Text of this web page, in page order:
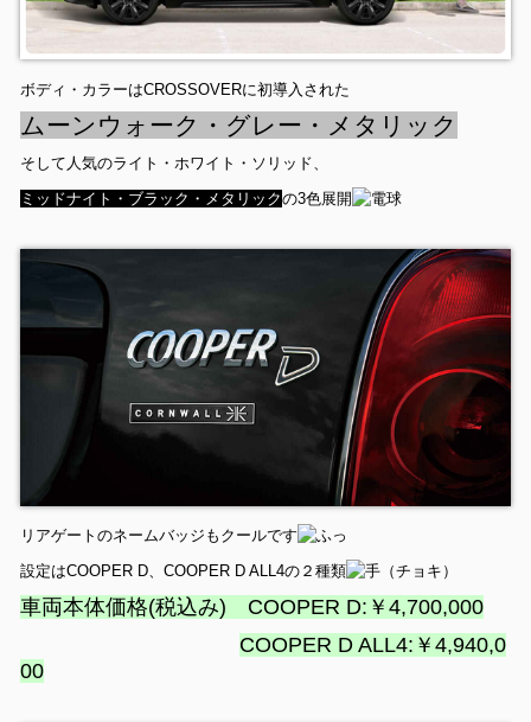
ボディ・カラーはCROSSOVERに初導入された
ムーンウォーク・グレー・メタリック
そして人気のライト・ホワイト・ソリッド、
ミッドナイト・ブラック・メタリックの3色展開
リアゲートのネームバッジもクールです
設定はCOOPER D、COOPER D ALL4の２種類
車両本体価格(税込み) COOPER D:￥4,700,000
COOPER D ALL4:￥4,940,0
00